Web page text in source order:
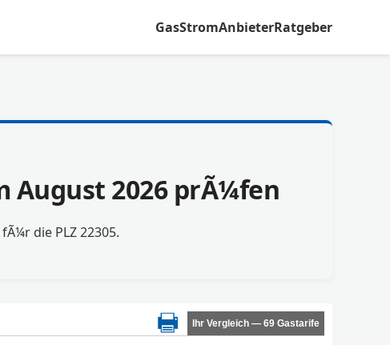
GasStromAnbieterRatgeber
August 2026 prÃ¼fen
die PLZ 22305.